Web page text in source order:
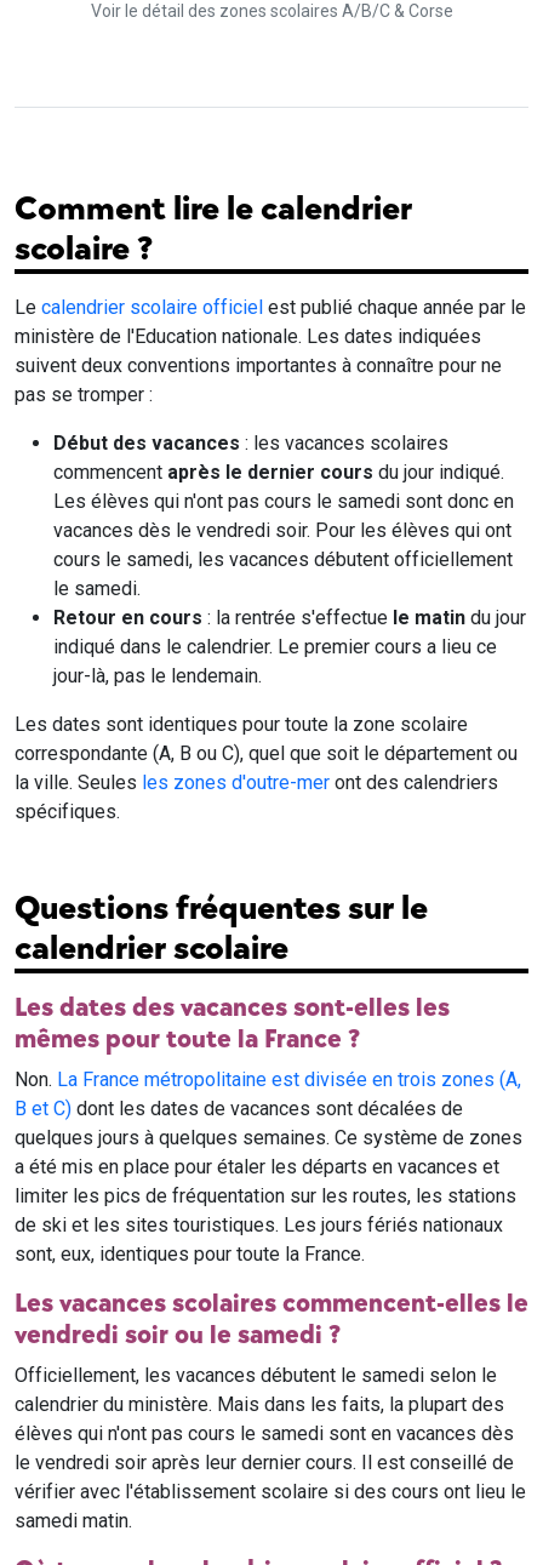
Voir le détail des zones scolaires A/B/C & Corse
Comment lire le calendrier
scolaire ?
Le calendrier scolaire officiel est publié chaque année par le
ministère de l'Education nationale. Les dates indiquées
suivent deux conventions importantes à connaître pour ne
pas se tromper :
Début des vacances : les vacances scolaires
commencent après le dernier cours du jour indiqué.
Les élèves qui n'ont pas cours le samedi sont donc en
vacances dès le vendredi soir. Pour les élèves qui ont
cours le samedi, les vacances débutent officiellement
le samedi.
Retour en cours : la rentrée s'effectue le matin du jour
indiqué dans le calendrier. Le premier cours a lieu ce
jour-là, pas le lendemain.
Les dates sont identiques pour toute la zone scolaire
correspondante (A, B ou C), quel que soit le département ou
la ville. Seules les zones d'outre-mer ont des calendriers
spécifiques.
Questions fréquentes sur le
calendrier scolaire
Les dates des vacances sont-elles les
mêmes pour toute la France ?
Non. La France métropolitaine est divisée en trois zones (A,
B et C) dont les dates de vacances sont décalées de
quelques jours à quelques semaines. Ce système de zones
a été mis en place pour étaler les départs en vacances et
limiter les pics de fréquentation sur les routes, les stations
de ski et les sites touristiques. Les jours fériés nationaux
sont, eux, identiques pour toute la France.
Les vacances scolaires commencent-elles le
vendredi soir ou le samedi ?
Officiellement, les vacances débutent le samedi selon le
calendrier du ministère. Mais dans les faits, la plupart des
élèves qui n'ont pas cours le samedi sont en vacances dès
le vendredi soir après leur dernier cours. Il est conseillé de
vérifier avec l'établissement scolaire si des cours ont lieu le
samedi matin.